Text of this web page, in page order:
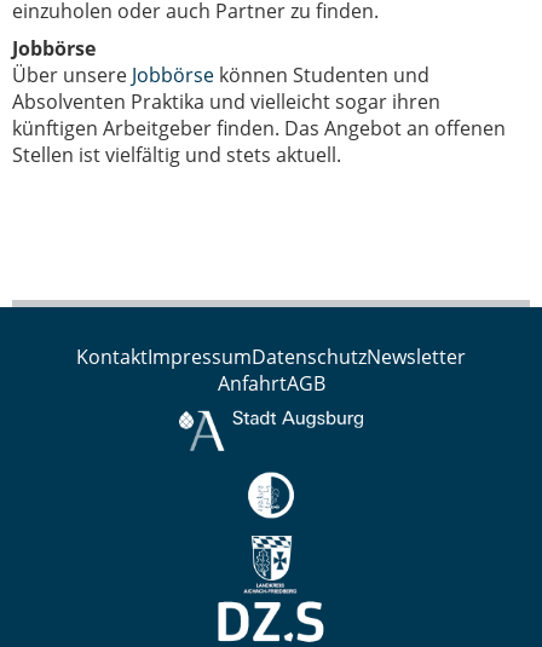
einzuholen oder auch Partner zu finden.
Jobbörse
Über unsere Jobbörse können Studenten und
Absolventen Praktika und vielleicht sogar ihren
künftigen Arbeitgeber finden. Das Angebot an offenen
Stellen ist vielfältig und stets aktuell.
KontaktImpressumDatenschutzNewsletter
AnfahrtAGB